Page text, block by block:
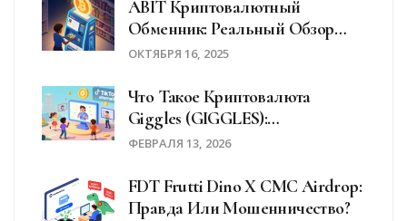
ABIT Криптовалютный
Обменник: Реальный Обзор
Сервиса Athena Bitcoin
ОКТЯБРЯ 16, 2025
Что Такое Криптовалюта
Giggles (GIGGLES):
Особенности, Рынок И Риски
ФЕВРАЛЯ 13, 2026
FDT Frutti Dino X CMC Airdrop:
Правда Или Мошенничество?